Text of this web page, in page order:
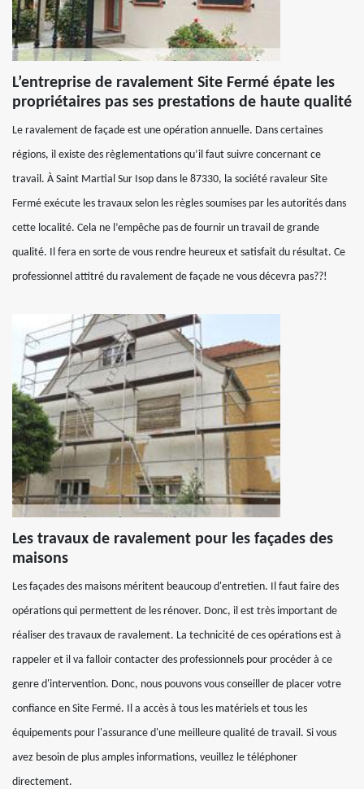
L’entreprise de ravalement Site Fermé épate les
propriétaires pas ses prestations de haute qualité
Le ravalement de façade est une opération annuelle. Dans certaines
régions, il existe des règlementations qu’il faut suivre concernant ce
travail. À Saint Martial Sur Isop dans le 87330, la société ravaleur Site
Fermé exécute les travaux selon les règles soumises par les autorités dans
cette localité. Cela ne l’empêche pas de fournir un travail de grande
qualité. Il fera en sorte de vous rendre heureux et satisfait du résultat. Ce
professionnel attitré du ravalement de façade ne vous décevra pas??!
Les travaux de ravalement pour les façades des
maisons
Les façades des maisons méritent beaucoup d'entretien. Il faut faire des
opérations qui permettent de les rénover. Donc, il est très important de
réaliser des travaux de ravalement. La technicité de ces opérations est à
rappeler et il va falloir contacter des professionnels pour procéder à ce
genre d'intervention. Donc, nous pouvons vous conseiller de placer votre
confiance en Site Fermé. Il a accès à tous les matériels et tous les
équipements pour l'assurance d'une meilleure qualité de travail. Si vous
avez besoin de plus amples informations, veuillez le téléphoner
directement.